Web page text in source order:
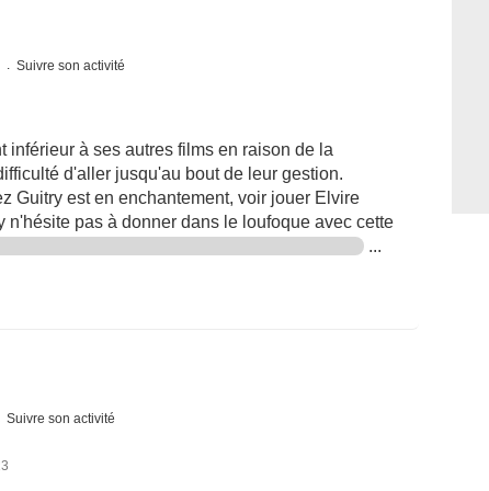
Suivre son activité
inférieur à ses autres films en raison de la
d'aller jusqu'au bout de leur gestion.
Guitry est en enchantement, voir jouer Elvire
n'hésite pas à donner dans le loufoque avec cette
...
Suivre son activité